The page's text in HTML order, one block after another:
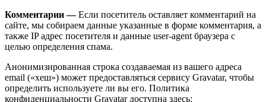
Комментарии —Если посетитель оставляет комментарий на
сайте, мы собираем данные указанные в форме комментария, а
также IP адрес посетителя и данные user-agent браузера с
целью определения спама.
Анонимизированная строка создаваемая из вашего адреса
email («хеш») может предоставляться сервису Gravatar, чтобы
определить используете ли вы его. Политика
конфиденциальности Gravatar доступна здесь: